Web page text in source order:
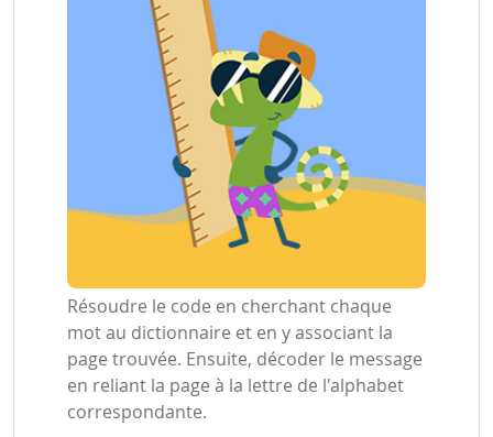
Résoudre le code en cherchant chaque
mot au dictionnaire et en y associant la
page trouvée. Ensuite, décoder le message
en reliant la page à la lettre de l'alphabet
correspondante.